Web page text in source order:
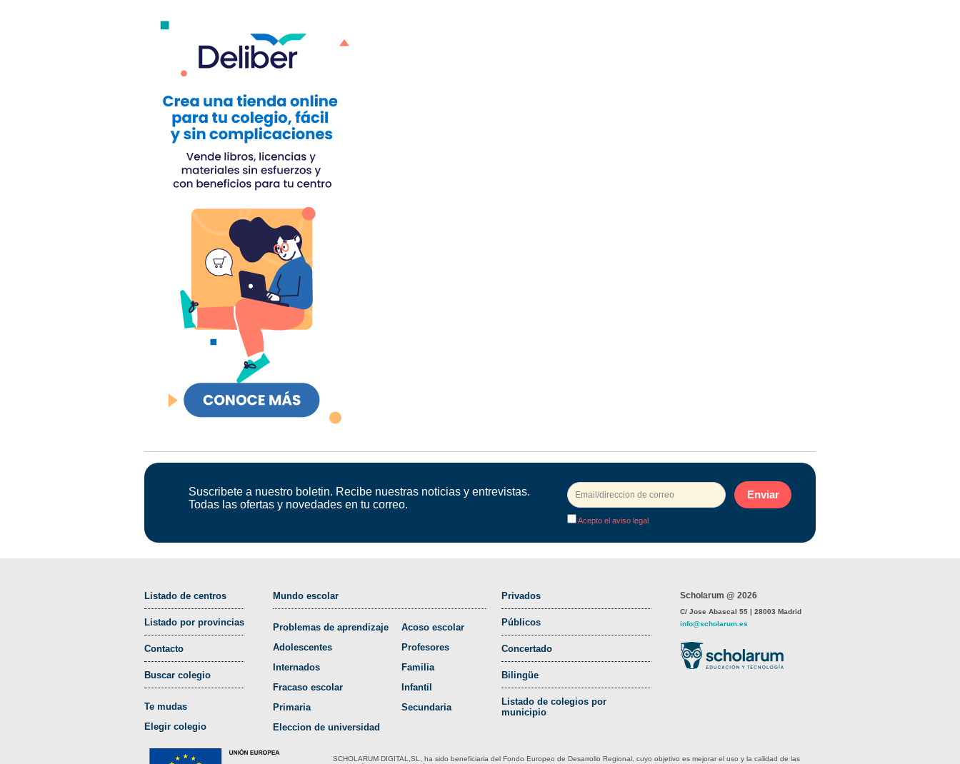
Suscribete a nuestro boletin. Recibe nuestras noticias y entrevistas.
Todas las ofertas y novedades en tu correo.
Enviar
Acepto el aviso legal
Listado de centros
Listado por provincias
Contacto
Buscar colegio
Te mudas
Elegir colegio
Mundo escolar
Problemas de aprendizaje
Adolescentes
Internados
Fracaso escolar
Primaria
Eleccion de universidad
Acoso escolar
Profesores
Familia
Infantil
Secundaria
Privados
Públicos
Concertado
Bilingüe
Listado de colegios por
municipio
Scholarum @ 2026
C/ Jose Abascal 55 | 28003 Madrid
info@scholarum.es
SCHOLARUM DIGITAL,SL, ha sido beneficiaria del Fondo Europeo de Desarrollo Regional, cuyo objetivo es mejorar el uso y la calidad de las